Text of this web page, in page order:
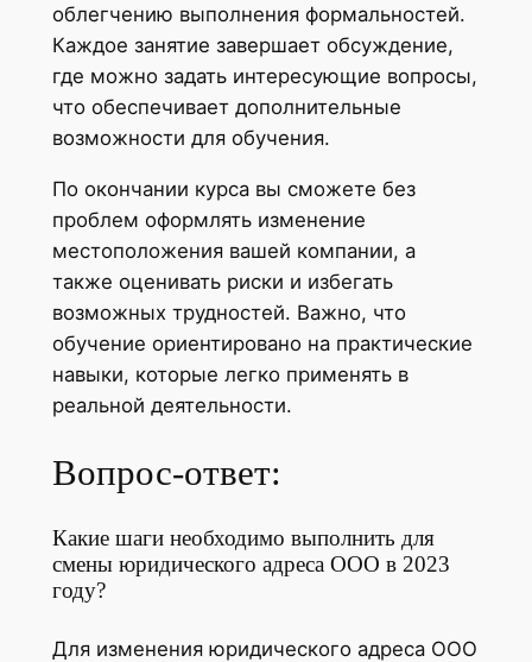
облегчению выполнения формальностей.
Каждое занятие завершает обсуждение,
где можно задать интересующие вопросы,
что обеспечивает дополнительные
возможности для обучения.
По окончании курса вы сможете без
проблем оформлять изменение
местоположения вашей компании, а
также оценивать риски и избегать
возможных трудностей. Важно, что
обучение ориентировано на практические
навыки, которые легко применять в
реальной деятельности.
Вопрос-ответ:
Какие шаги необходимо выполнить для
смены юридического адреса ООО в 2023
году?
Для изменения юридического адреса ООО